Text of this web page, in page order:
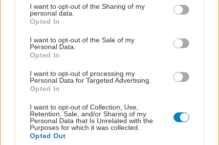
not limited to your visit or usage behaviour. You may click to
grant or deny consent to Google and its third-party tags to
use your data for below specified purposes in below Google
consent section.
I want to opt-out of the Sharing of my
personal data.
Opted In
I want to opt-out of the Sale of my
Personal Data.
Opted In
I want to opt-out of processing my
Personal Data for Targeted Advertising.
Opted In
I want to opt-out of Collection, Use,
Retention, Sale, and/or Sharing of my
Personal Data that Is Unrelated with the
Purposes for which it was collected.
Opted Out